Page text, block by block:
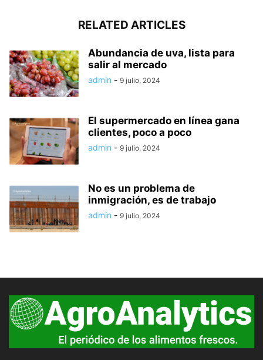
RELATED ARTICLES
Abundancia de uva, lista para
salir al mercado
admin - 9 julio, 2024
El supermercado en línea gana
clientes, poco a poco
admin - 9 julio, 2024
No es un problema de
inmigración, es de trabajo
admin - 9 julio, 2024